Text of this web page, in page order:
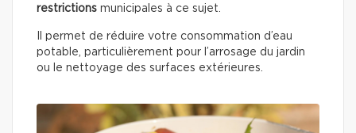
restrictions municipales à ce sujet.
Il permet de réduire votre consommation d’eau
potable, particulièrement pour l’arrosage du jardin
ou le nettoyage des surfaces extérieures.